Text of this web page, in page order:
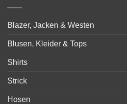
Blazer, Jacken & Westen
Blusen, Kleider & Tops
Shirts
Strick
Hosen